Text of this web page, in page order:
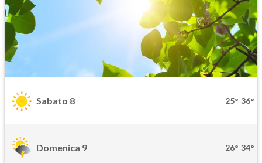
Sabato 8 25° 36°
Domenica 9 26° 34°